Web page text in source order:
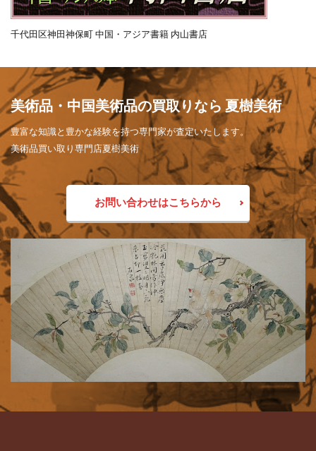
千代田区神田神保町 中国・アジア書籍 内山書店
美術品・中国美術品の買取りなら 夏樹美術
豊富な知識と豊かな経験を持つ専門家が査定いたします。
美術品買い取り専門店夏樹美術
お問い合わせはこちらから